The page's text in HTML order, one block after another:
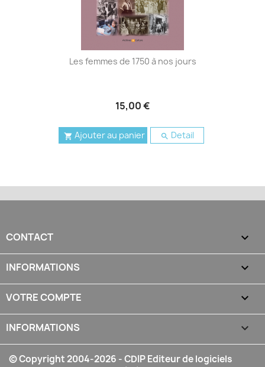
Les femmes de 1750 à nos jours
15,00 €
 Ajouter au panier  Detail
CONTACT 
INFORMATIONS 
VOTRE COMPTE 
INFORMATIONS keyboard_arrow_down
© Copyright 2004-2026 - CDIP Editeur de logiciels